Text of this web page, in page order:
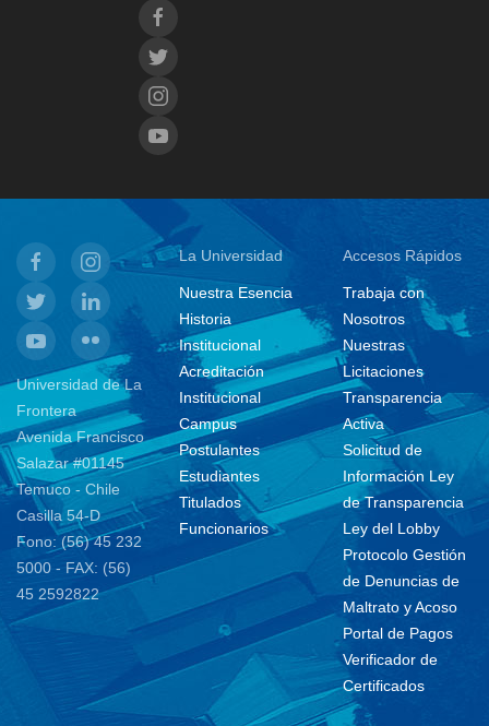
Universidad de La
Frontera
Avenida Francisco
Salazar #01145
Temuco - Chile
Casilla 54-D
Fono: (56) 45 232
5000 - FAX: (56)
45 2592822
La Universidad
Nuestra Esencia
Historia
Institucional
Acreditación
Institucional
Campus
Postulantes
Estudiantes
Titulados
Funcionarios
Accesos Rápidos
Trabaja con
Nosotros
Nuestras
Licitaciones
Transparencia
Activa
Solicitud de
Información Ley
de Transparencia
Ley del Lobby
Protocolo Gestión
de Denuncias de
Maltrato y Acoso
Portal de Pagos
Verificador de
Certificados